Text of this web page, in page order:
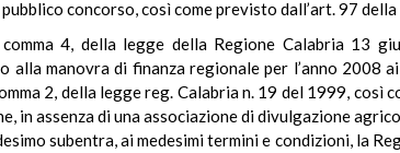
concorso, così come previsto dall’art. 97
4, della legge della Regione Calabria 13
manovra di finanza regionale per l’anno 2008 ai
2, della legge reg. Calabria n. 19 del 1999, così
in assenza di una associazione di divulgazione
subentra, ai medesimi termini e condizioni, la